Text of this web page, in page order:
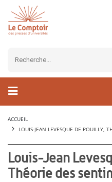
ACCUEIL
LOUIS-JEAN LEVESQUE DE POUILLY,
Louis-Jean
Théorie des